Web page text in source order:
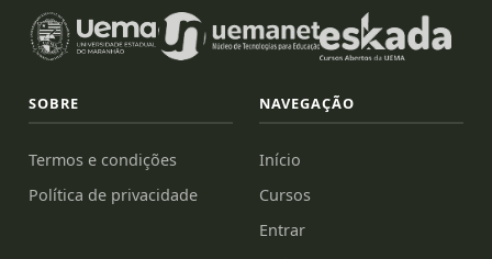
SOBRE
Termos e condições
Política de privacidade
NAVEGAÇÃO
Início
Cursos
Entrar